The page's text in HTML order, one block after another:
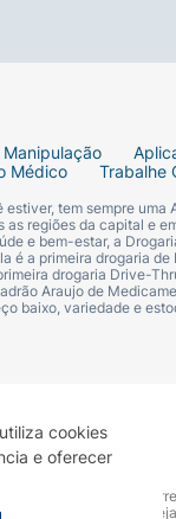
cookies
e oferecer
Manipulação
Médico Trabalhe
estiver, tem sempre
as regiões da capital e
e bem-estar, a
é a primeira drogaria
drogaria Drive-
Araujo de
baixo, variedade e
Covid-19
que o seu site oficial
que não